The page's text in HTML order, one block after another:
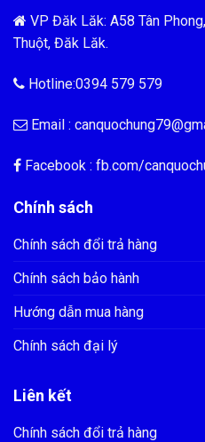
VP Đăk Lăk: A58 Tân
Thuột, Đăk Lăk.
Hotline:0394 579 579
Email :
Facebook : fb.com/
Chính sách
Chính sách đổi trả hàng
Chính sách bảo hành
Hướng dẫn mua hàng
Chính sách đại lý
Liên kết
Chính sách đổi trả hàng